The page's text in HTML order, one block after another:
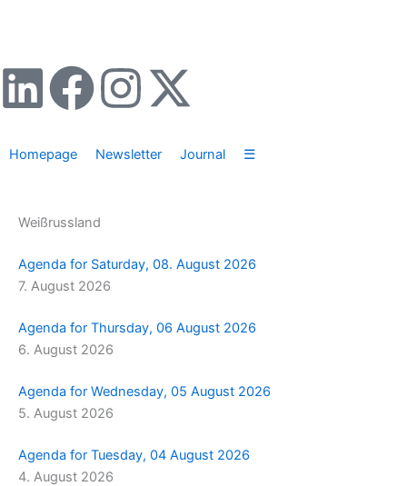
L
n
k
e
d
i
n
F
c
e
b
o
o
k
I
s
a
g
a
m
X
t
i
t
e
r
Homepage Newsletter Journal ☰
Weißrussland
Agenda for Saturday, 08. August 2026
7. August 2026
Agenda for Thursday, 06 August 2026
6. August 2026
Agenda for Wednesday, 05 August 2026
5. August 2026
Agenda for Tuesday, 04 August 2026
4. August 2026